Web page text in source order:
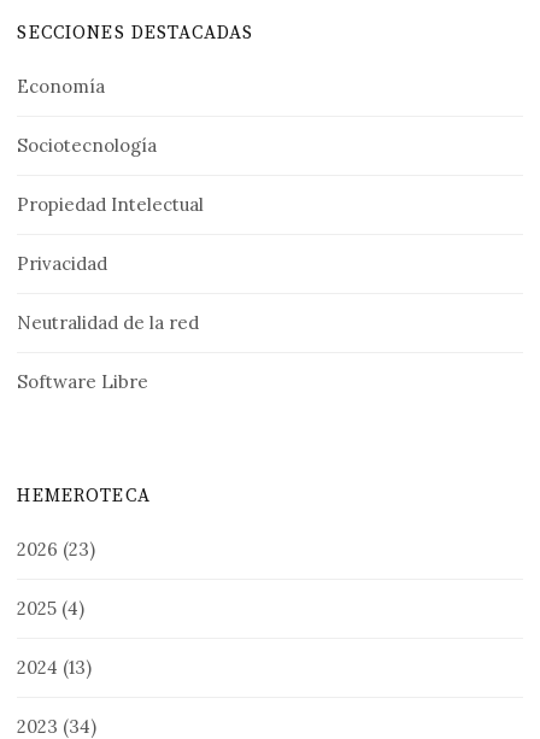
SECCIONES DESTACADAS
Economía
Sociotecnología
Propiedad Intelectual
Privacidad
Neutralidad de la red
Software Libre
HEMEROTECA
2026 (23)
2025 (4)
2024 (13)
2023 (34)